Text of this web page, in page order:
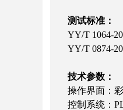
测试标准：
YY/T 1064-
YY/T 0874-
技术参数：
操作界面：
控制系统：